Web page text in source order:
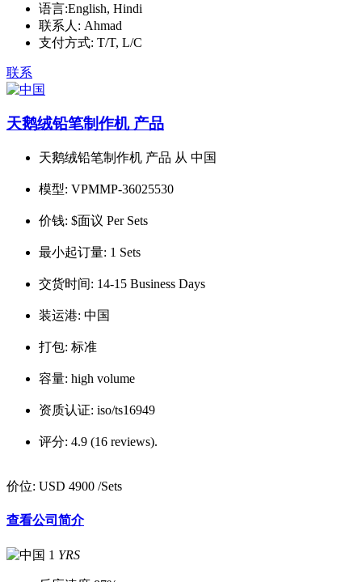
语言:English, Hindi
联系人: Ahmad
支付方式: T/T, L/C
联系
天鹅绒铅笔制作机 产品
天鹅绒铅笔制作机 产品 从 中国
模型: VPMMP-36025530
价钱: $面议 Per Sets
最小起订量: 1 Sets
交货时间: 14-15 Business Days
装运港: 中国
打包: 标准
容量: high volume
资质认证: iso/ts16949
评分: 4.9 (16 reviews).
价位: USD 4900 /Sets
查看公司简介
1 YRS